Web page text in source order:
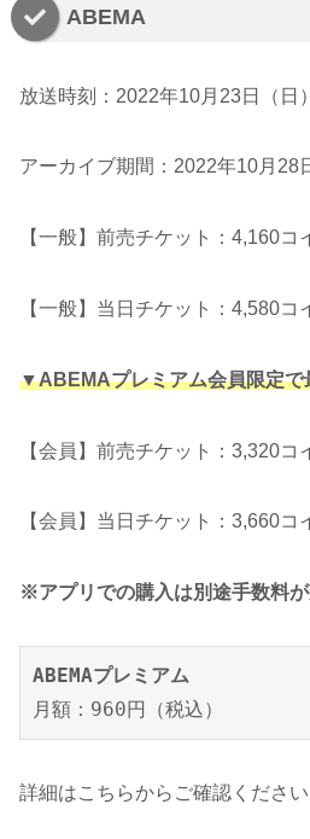
ABEMA
放送時刻：2022年10月23日（日
アーカイブ期間：2022年10月28
【一般】前売チケット：4,160コ
【一般】当日チケット：4,580コ
▼ABEMAプレミアム会員限定で
【会員】前売チケット：3,320コ
【会員】当日チケット：3,660コ
※アプリでの購入は別途手数料
ABEMAプレミアム
月額：960円（税込）
詳細はこちらからご確認くださ